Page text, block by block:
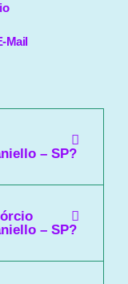
Mail
– SP?
– SP?